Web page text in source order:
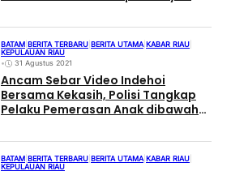
BATAM BERITA TERBARU BERITA UTAMA| KABAR RIAU
KEPULAUAN RIAU
•
31 Agustus 2021
Ancam Sebar Video Indehoi
Bersama Kekasih, Polisi Tangkap
Pelaku Pemerasan Anak dibawah
BATAM BERITA TERBARU BERITA UTAMA|KABAR RIAU
KEPULAUAN RIAU